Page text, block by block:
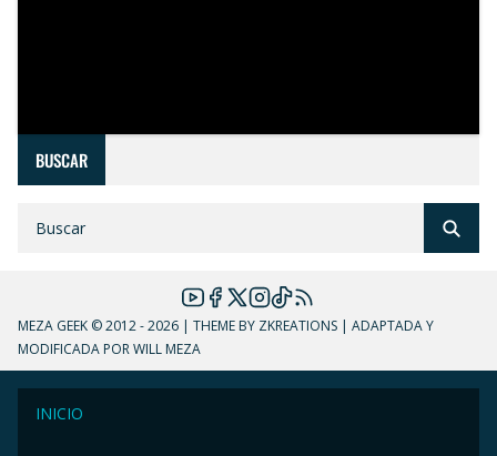
BUSCAR
MEZA GEEK © 2012 - 2026 | THEME BY ZKREATIONS | ADAPTADA Y
MODIFICADA POR WILL MEZA
INICIO